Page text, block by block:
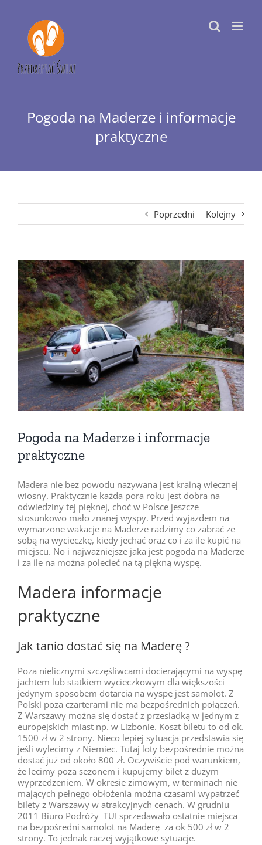
Przejdź
zawartości
Pogoda na Maderze i informacje
praktyczne
Poprzedni Kolejny
Pokaż
większy
obrazek
Pogoda na Maderze i informacje
praktyczne
Madera nie bez powodu nazywana jest krainą wiecznej
wiosny. Praktycznie każda pora roku jest dobra na
odwiedziny tej pięknej, choć w Polsce jeszcze
stosunkowo mało znanej wyspy. Przed wyjazdem na
wymarzone wakacje na Maderze radzimy co zabrać ze
sobą na wycieczkę, kiedy jechać oraz co i za ile kupić na
miejscu. No i najważniejsze jaka jest pogoda na Maderze
i za ile na można polecieć na tą piękną wyspę.
Madera informacje
praktyczne
Jak tanio dostać się na Maderę ?
Poza nielicznymi szczęśliwcami docierającymi na wyspę
jachtem lub statkiem wycieczkowym dla większości
jedynym sposobem dotarcia na wyspę jest samolot. Z
Polski poza czarterami nie ma bezpośrednich połączeń.
Z Warszawy można się dostać z przesiadką w jednym z
europejskich miast np. w Lizbonie. Koszt biletu to od ok.
1500 zł w 2 strony. Nieco lepiej sytuacja przedstawia się
jeśli wylecimy z Niemiec. Tutaj loty bezpośrednie można
dostać już od około 800 zł. Oczywiście pod warunkiem,
że lecimy poza sezonem i kupujemy bilet z dużym
wyprzedzeniem. W okresie zimowym, w terminach nie
mających pełnego obłożenia można czasami wypatrzeć
bilety z Warszawy w atrakcyjnych cenach. W grudniu
2011 Biuro Podróży TUI sprzedawało ostatnie miejsca
na bezpośredni samolot na Maderę za ok 500 zł w 2
strony. To jednak raczej wyjątkowe sytuacje.